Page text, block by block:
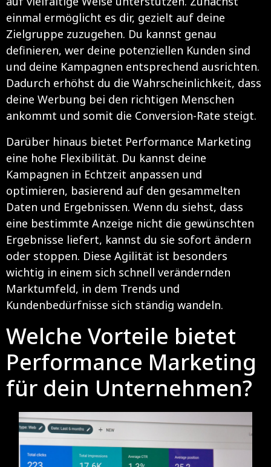
einmal ermöglicht es dir, gezielt auf deine
Zielgruppe zuzugehen. Du kannst genau
definieren, wer deine potenziellen Kunden sind
und deine Kampagnen entsprechend ausrichten.
Dadurch erhöhst du die Wahrscheinlichkeit, dass
deine Werbung bei den richtigen Menschen
ankommt und somit die Conversion-Rate steigt.
Darüber hinaus bietet Performance Marketing
eine hohe Flexibilität. Du kannst deine
Kampagnen in Echtzeit anpassen und
optimieren, basierend auf den gesammelten
Daten und Ergebnissen. Wenn du siehst, dass
eine bestimmte Anzeige nicht die gewünschten
Ergebnisse liefert, kannst du sie sofort ändern
oder stoppen. Diese Agilität ist besonders
wichtig in einem sich schnell verändernden
Marktumfeld, in dem Trends und
Kundenbedürfnisse sich ständig wandeln.
Welche Vorteile bietet
Performance Marketing
für dein Unternehmen?